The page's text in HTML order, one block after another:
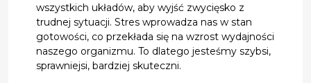
wszystkich układów, aby wyjść zwycięsko z
trudnej sytuacji. Stres wprowadza nas w stan
gotowości, co przekłada się na wzrost wydajności
naszego organizmu. To dlatego jesteśmy szybsi,
sprawniejsi, bardziej skuteczni.